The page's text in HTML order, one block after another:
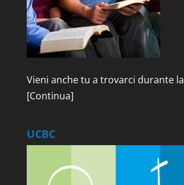
Vieni anche tu a trovarci durante
[Continua]
UCBC